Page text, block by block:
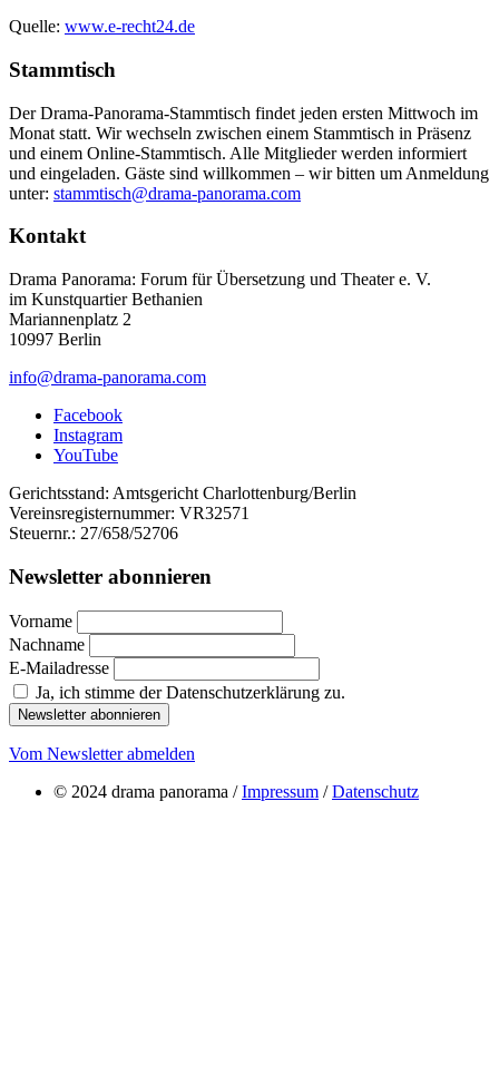
Quelle: www.e-recht24.de
Stammtisch
Der Drama-Panorama-Stammtisch findet jeden ersten Mittwoch im
Monat statt. Wir wechseln zwischen einem Stammtisch in Präsenz
und einem Online-Stammtisch. Alle Mitglieder werden informiert
und eingeladen. Gäste sind willkommen – wir bitten um Anmeldung
unter: stammtisch@drama-panorama.com
Kontakt
Drama Panorama: Forum für Übersetzung und Theater e. V.
im Kunstquartier Bethanien
Mariannenplatz 2
10997 Berlin
info@drama-panorama.com
Facebook
Instagram
YouTube
Gerichtsstand: Amtsgericht Charlottenburg/Berlin
Vereinsregisternummer: VR32571
Steuernr.: 27/658/52706
Newsletter abonnieren
Vorname
Nachname
E-Mailadresse
Ja, ich stimme der Datenschutzerklärung zu.
Newsletter abonnieren
Vom Newsletter abmelden
© 2024 drama panorama /Impressum /Datenschutz